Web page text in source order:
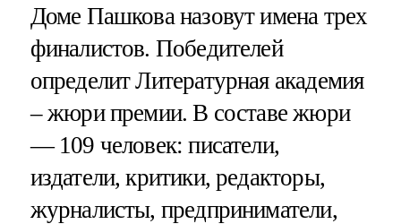
Доме Пашкова назовут имена трех
финалистов. Победителей
определит Литературная академия
– жюри премии. В составе жюри
— 109 человек: писатели,
издатели, критики, редакторы,
журналисты, предприниматели,